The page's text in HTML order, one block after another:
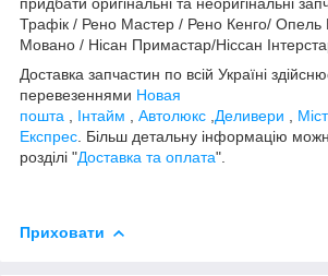
Трафік / Рено Мастер / Рено Кенго/
Мовано / Нісан Примастар/Ніссан
Доставка запчастин по всій Україні
перевезеннями Новая
пошта
Інтайм Автолюкс Деливери
Експрес . Більш детальну інформацію
розділі "Доставка та оплата".
Приховати